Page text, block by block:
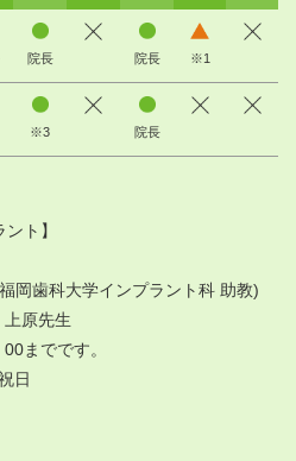
院長 院長 ※1
※3 院長
ト】
岡歯科大学インプラント科 助教)
原先生
までです。
日